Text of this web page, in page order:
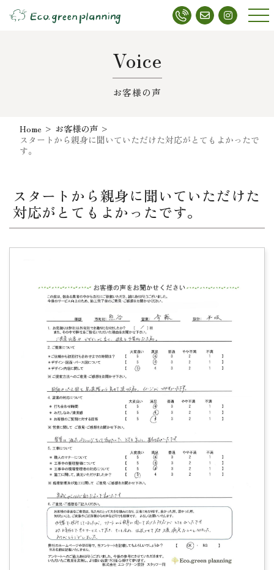
メニ
Voice
お客様の声
Home > お客様の声 >
スタートから親身に聞いていただけた対応がとてもよかったで
す。
スタートから親身に聞いていただけた
対応がとてもよかったです。